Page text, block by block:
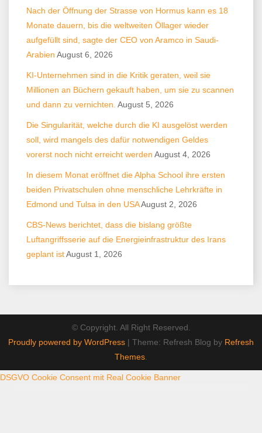
Nach der Öffnung der Strasse von Hormus kann es 18
Monate dauern, bis die weltweiten Öllager wieder
aufgefüllt sind, sagte der CEO von Aramco in Saudi-
Arabien August 6, 2026
KI-Unternehmen sind in die Kritik geraten, weil sie
Millionen an Büchern gekauft haben, um sie zu scannen
und dann zu vernichten. August 5, 2026
Die Singularität, welche durch die KI ausgelöst werden
soll, wird mangels des dafür notwendigen Geldes
vorerst noch nicht erreicht werden August 4, 2026
In diesem Monat eröffnet die Alpha School ihre ersten
beiden Privatschulen ohne menschliche Lehrkräfte in
Edmond und Tulsa in den USAAugust 2, 2026
CBS-News berichtet, dass die bislang größte
Luftangriffsserie auf die Energieinfrastruktur des Irans
geplant istAugust 1, 2026
© Copyright. All Right Reserved.
Proudly powered by WordPress | Theme: Refresh Blog by Refresh
Themes
DSGVO Cookie Consent mit Real Cookie Banner